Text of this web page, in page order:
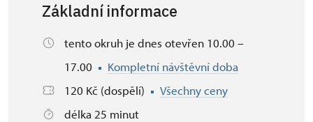
Základní informace
tento okruh je dnes otevřen 10.00 –
17.00
Kompletní návštěvní doba
120 Kč (dospělí)
Všechny ceny
délka 25 minut